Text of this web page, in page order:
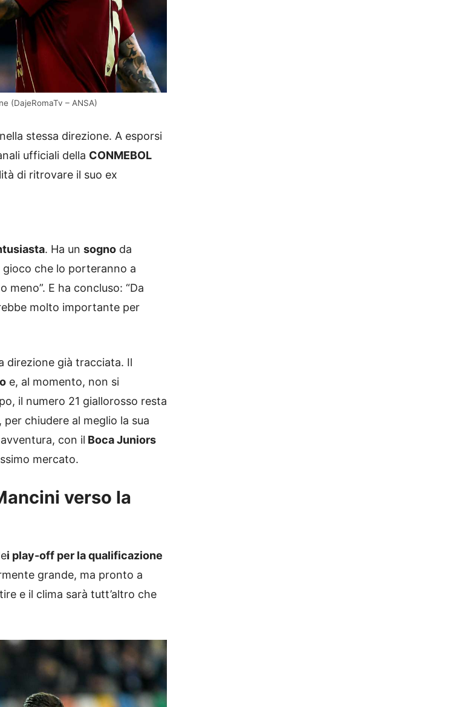
(DajeRomaTv – ANSA)
nella stessa direzione. A esporsi
ufficiali della CONMEBOL
di ritrovare il suo ex
. Ha un sogno da
gioco che lo porteranno a
meno”. E ha concluso: “Da
molto importante per
direzione già tracciata. Il
e, al momento, non si
il numero 21 giallorosso resta
, per chiudere al meglio la sua
con il Boca Juniors
mercato.
verso la
i play-off per la qualificazione
grande, ma pronto a
e il clima sarà tutt’altro che